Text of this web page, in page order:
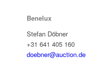
Benelux
Stefan Döbner
+31 641 405 160
doebner@auction.de